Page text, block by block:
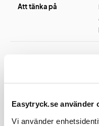
Easytryck.se använder
Vi använder
Att tänka på